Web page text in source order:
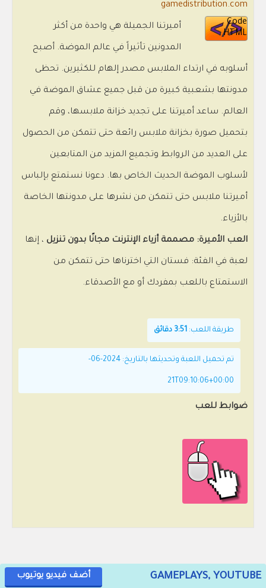
gamedistribution.com
Code
HTML
أميرتنا الجميلة هي واحدة من أكثر
المدونين تأثيراً في عالم الموضة. أصبح
أسلوبه في ارتداء الملابس مصدر إلهام للكثيرين. تحظى
مدونتها بشعبية كبيرة من قبل جميع عشاق الموضة في
العالم. ساعد أميرتنا على تجديد خزانة ملابسها، وقم
بتحميل صورة بخزانة ملابس رائعة حتى تتمكن من الحصول
على العديد من الروابط وتجميع المزيد من المتابعين
لأسلوب الموضة الحديث الخاص بها. دعونا نستمتع بإلباس
أميرتنا ملابس حتى تتمكن من نشرها على مدونتها الخاصة
بالأزياء.
العب الأميرة: مصممة أزياء الإنترنت مجانًا بدون تنزيل ، إنها
لعبة في الفئة: فستان التي اخترناها حتى تتمكن من
الاستمتاع باللعب بمفردك أو مع الأصدقاء.
طريقة اللعب: 3:51 دقائق
تم تحميل اللعبة وتحديثها بالتاريخ: 2024-06-
21T09:10:06+00:00
ضوابط للعب
GAMEPLAYS, YOUTUBE أضف فيديو يوتيوب